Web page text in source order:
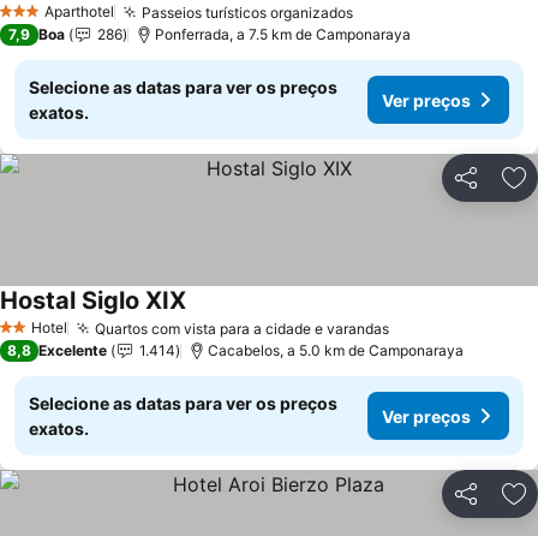
3 EstrelasAparthotel Passeios turísticos organizados
7,9 Boa 286 Ponferrada, a 7.5 km de Camponaraya
Selecione as datas para ver os preços
exatos.
Ver preços
Partilhar
2 Estrelas
Hotel Quartos com vista para a cidade e varandas
Hostal Siglo XIX
8,8 Excelente 1.414 Cacabelos, a 5.0 km de Camponaraya
Selecione as datas para ver os preços
exatos.
Ver preços
Partilhar